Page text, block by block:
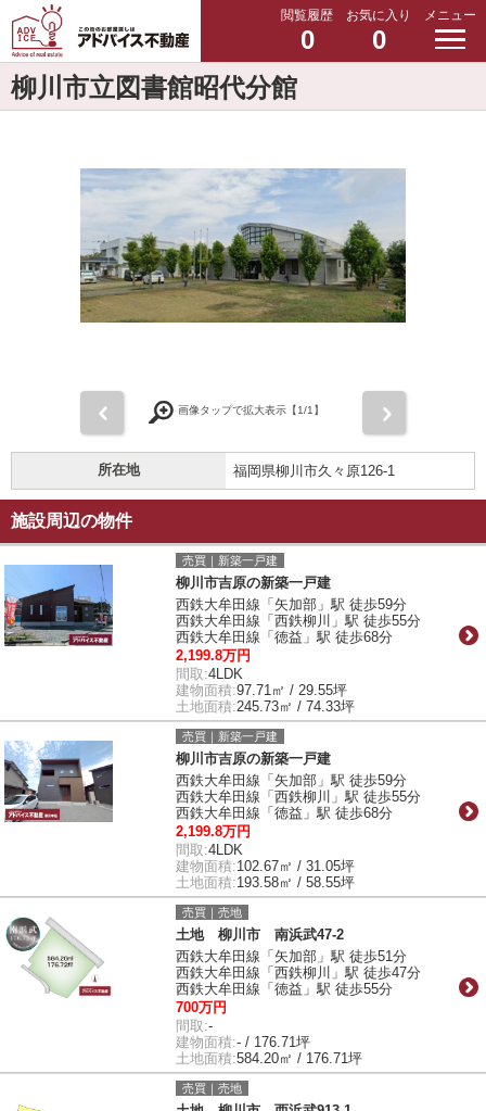
閲覧履歴
0
お気に入り
0
メニュー
柳川市立図書館昭代分館
画像タップで拡大表示【1/1】
所在地 福岡県柳川市久々原126-1
施設周辺の物件
売買｜新築一戸建
柳川市吉原の新築一戸建
西鉄大牟田線「矢加部」駅 徒歩59分
西鉄大牟田線「西鉄柳川」駅 徒歩55分
西鉄大牟田線「徳益」駅 徒歩68分
2,199.8万円
間取:4LDK
建物面積:97.71㎡ / 29.55坪
土地面積:245.73㎡ / 74.33坪
売買｜新築一戸建
柳川市吉原の新築一戸建
西鉄大牟田線「矢加部」駅 徒歩59分
西鉄大牟田線「西鉄柳川」駅 徒歩55分
西鉄大牟田線「徳益」駅 徒歩68分
2,199.8万円
間取:4LDK
建物面積:102.67㎡ / 31.05坪
土地面積:193.58㎡ / 58.55坪
売買｜売地
土地 柳川市 南浜武47-2
西鉄大牟田線「矢加部」駅 徒歩51分
西鉄大牟田線「西鉄柳川」駅 徒歩47分
西鉄大牟田線「徳益」駅 徒歩55分
700万円
間取:-
建物面積:- / 176.71坪
土地面積:584.20㎡ / 176.71坪
売買｜売地